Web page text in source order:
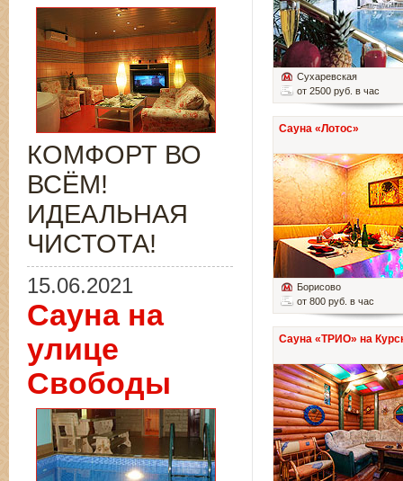
Сухаревская
от 2500 руб. в час
Сауна «Лотос»
Борисово
от 800 руб. в час
Сауна «ТРИО» на
КОМФОРТ ВО
ВСЁМ!
ИДЕАЛЬНАЯ
ЧИСТОТА!
15.06.2021
Сауна на
улице
Свободы